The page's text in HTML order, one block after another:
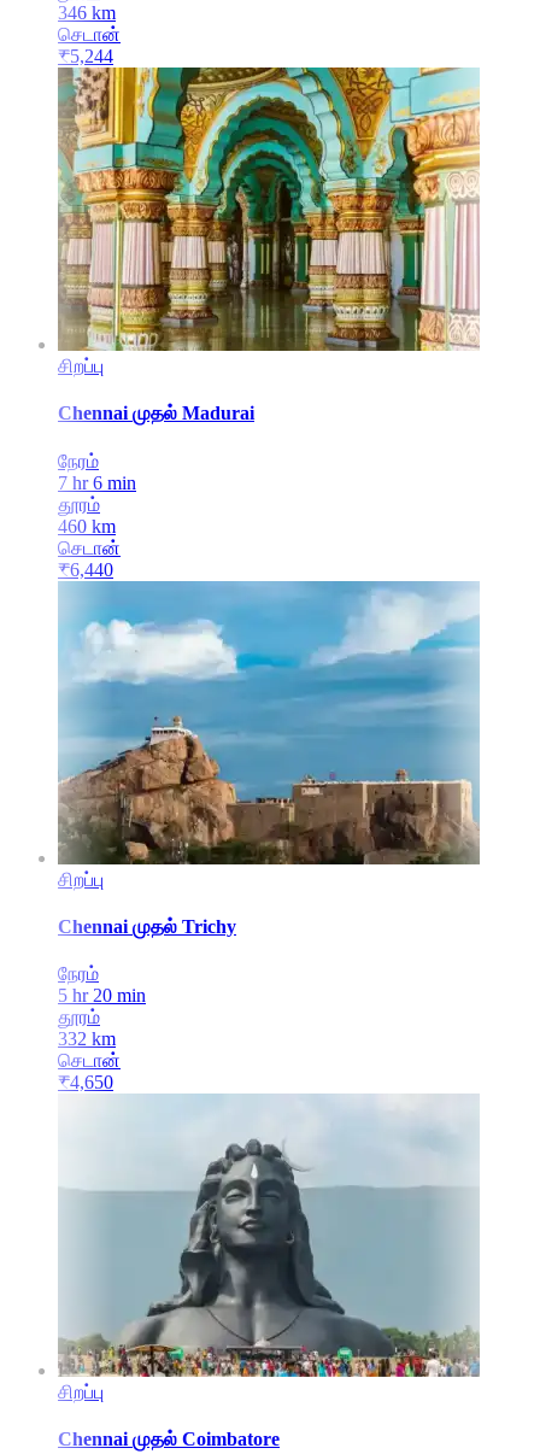
346 km
செடான்
₹5,244
சிறப்பு
Chennai முதல் Madurai
நேரம்
7 hr 6 min
தூரம்
460 km
செடான்
₹6,440
சிறப்பு
Chennai முதல் Trichy
நேரம்
5 hr 20 min
தூரம்
332 km
செடான்
₹4,650
சிறப்பு
Chennai முதல் Coimbatore